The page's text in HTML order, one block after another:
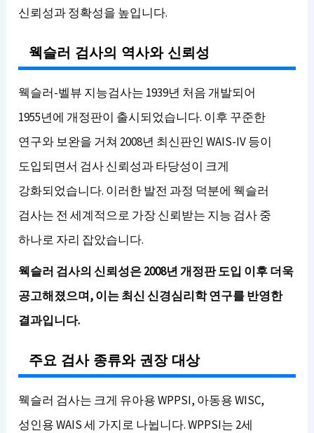
신뢰성과 정확성을 높입니다.
웩슬러 검사의 역사와 신뢰성
웩슬러-벨뷰 지능검사는 1939년 처음 개발되어
1955년에 개정판이 출시되었습니다. 이후 꾸준한
연구와 보완을 거쳐 2008년 최신판인 WAIS-IV 등이
도입되면서 검사 신뢰성과 타당성이 크게
강화되었습니다. 이러한 발전 과정 덕분에 웩슬러
검사는 전 세계적으로 가장 신뢰받는 지능 검사 중
하나로 자리 잡았습니다.
웩슬러 검사의 신뢰성은 2008년 개정판 도입 이후 더욱
공고해졌으며, 이는 최신 신경심리학 연구를 반영한
결과입니다.
주요 검사 종류와 권장 대상
웩슬러 검사는 크게 유아용 WPPSI, 아동용 WISC,
성인용 WAIS 세 가지로 나뉩니다. WPPSI는 2세